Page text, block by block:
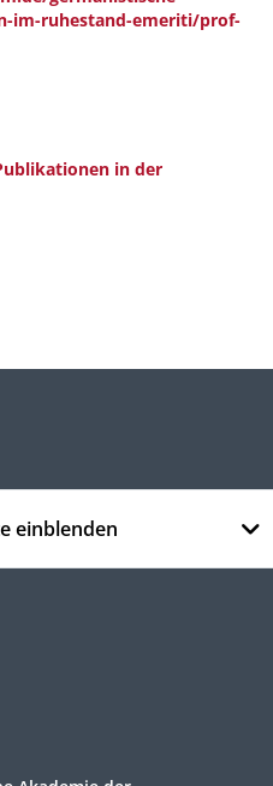
im-ruhestand-emeriti/prof-
in der
einblenden